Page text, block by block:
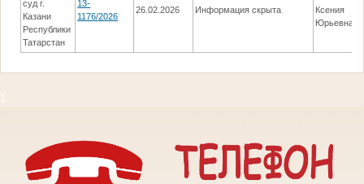
суд г.
Казани
Республики
Татарстан
13-
1176/2026
26.02.2026 Информация скрыта
Ксения
Юрьевна
1